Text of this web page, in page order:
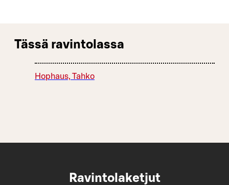
Tässä ravintolassa
Hophaus, Tahko
Ravintolaketjut